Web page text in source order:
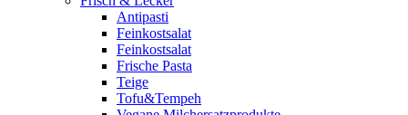
Antipasti
Feinkostsalat
Feinkostsalat
Frische Pasta
Teige
Tofu&Tempeh